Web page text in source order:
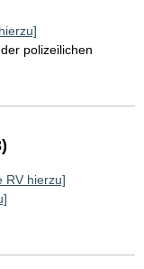
polizeilichen
RV hierzu]